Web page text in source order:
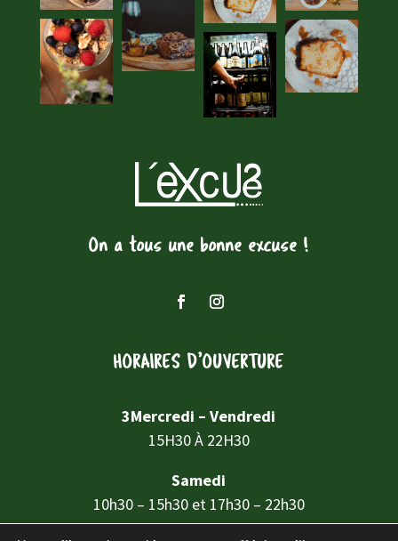
On a tous une bonne excuse !
HORAIRES D’OUVERTURE
3Mercredi – Vendredi
15H30 À 22H30
Samedi
10h30 – 15h30 et 17h30 – 22h30